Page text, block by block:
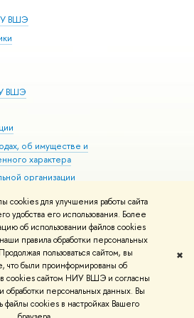
cookies для улучшения работы сайта
его использования. Более
об использовании файлов cookies
правила обработки персональных
пользоваться сайтом, вы
что были проинформированы об
cookies сайтом НИУ ВШЭ и согласны
обработки персональных данных. Вы
cookies в настройках Вашего
✖
ВШЭ
ВШЭ
об имуществе и
характера
организации
здоровья
и контакты Условия использования
Карта сайта
разработаны вШколе дизайна НИУ ВШЭ